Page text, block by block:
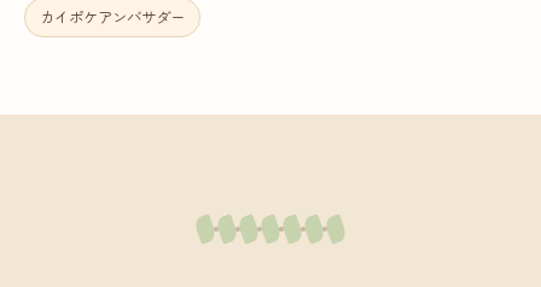
カイポケアンバサダー